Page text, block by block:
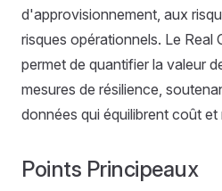
d'approvisionnement, aux
risques opérationnels. Le Real
permet de quantifier la valeur
mesures de résilience,
données qui équilibrent coût et
Points Principeaux